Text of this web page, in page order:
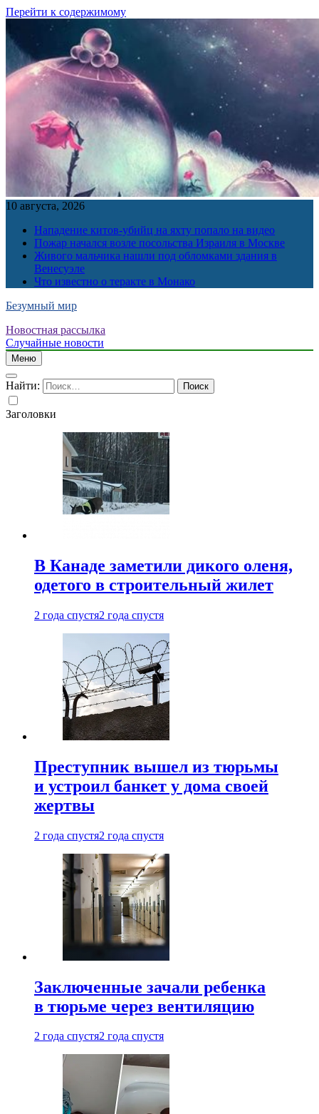
Перейти к содержимому
10 августа, 2026
Нападение китов-убийц на яхту попало на видео
Пожар начался возле посольства Израиля в Москве
Живого мальчика нашли под обломками здания в
Венесуэле
Что известно о теракте в Монако
Безумный мир
Новостная рассылка
Случайные новости
Меню
Найти:
Заголовки
В Канаде заметили дикого оленя,
одетого в строительный жилет
2 года спустя2 года спустя
Преступник вышел из тюрьмы
и устроил банкет у дома своей
жертвы
2 года спустя2 года спустя
Заключенные зачали ребенка
в тюрьме через вентиляцию
2 года спустя2 года спустя